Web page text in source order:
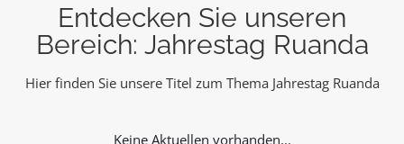
Entdecken Sie unseren
Bereich: Jahrestag Ruanda
Hier finden Sie unsere Titel zum Thema Jahrestag Ruanda